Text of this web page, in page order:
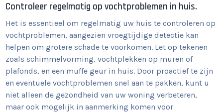
Controleer regelmatig op vochtproblemen in huis.
Het is essentieel om regelmatig uw huis te controleren op
vochtproblemen, aangezien vroegtijdige detectie kan
helpen om grotere schade te voorkomen. Let op tekenen
zoals schimmelvorming, vochtplekken op muren of
plafonds, en een muffe geur in huis. Door proactief te zijn
en eventuele vochtproblemen snel aan te pakken, kunt u
niet alleen de gezondheid van uw woning verbeteren,
maar ook mogelijk in aanmerking komen voor